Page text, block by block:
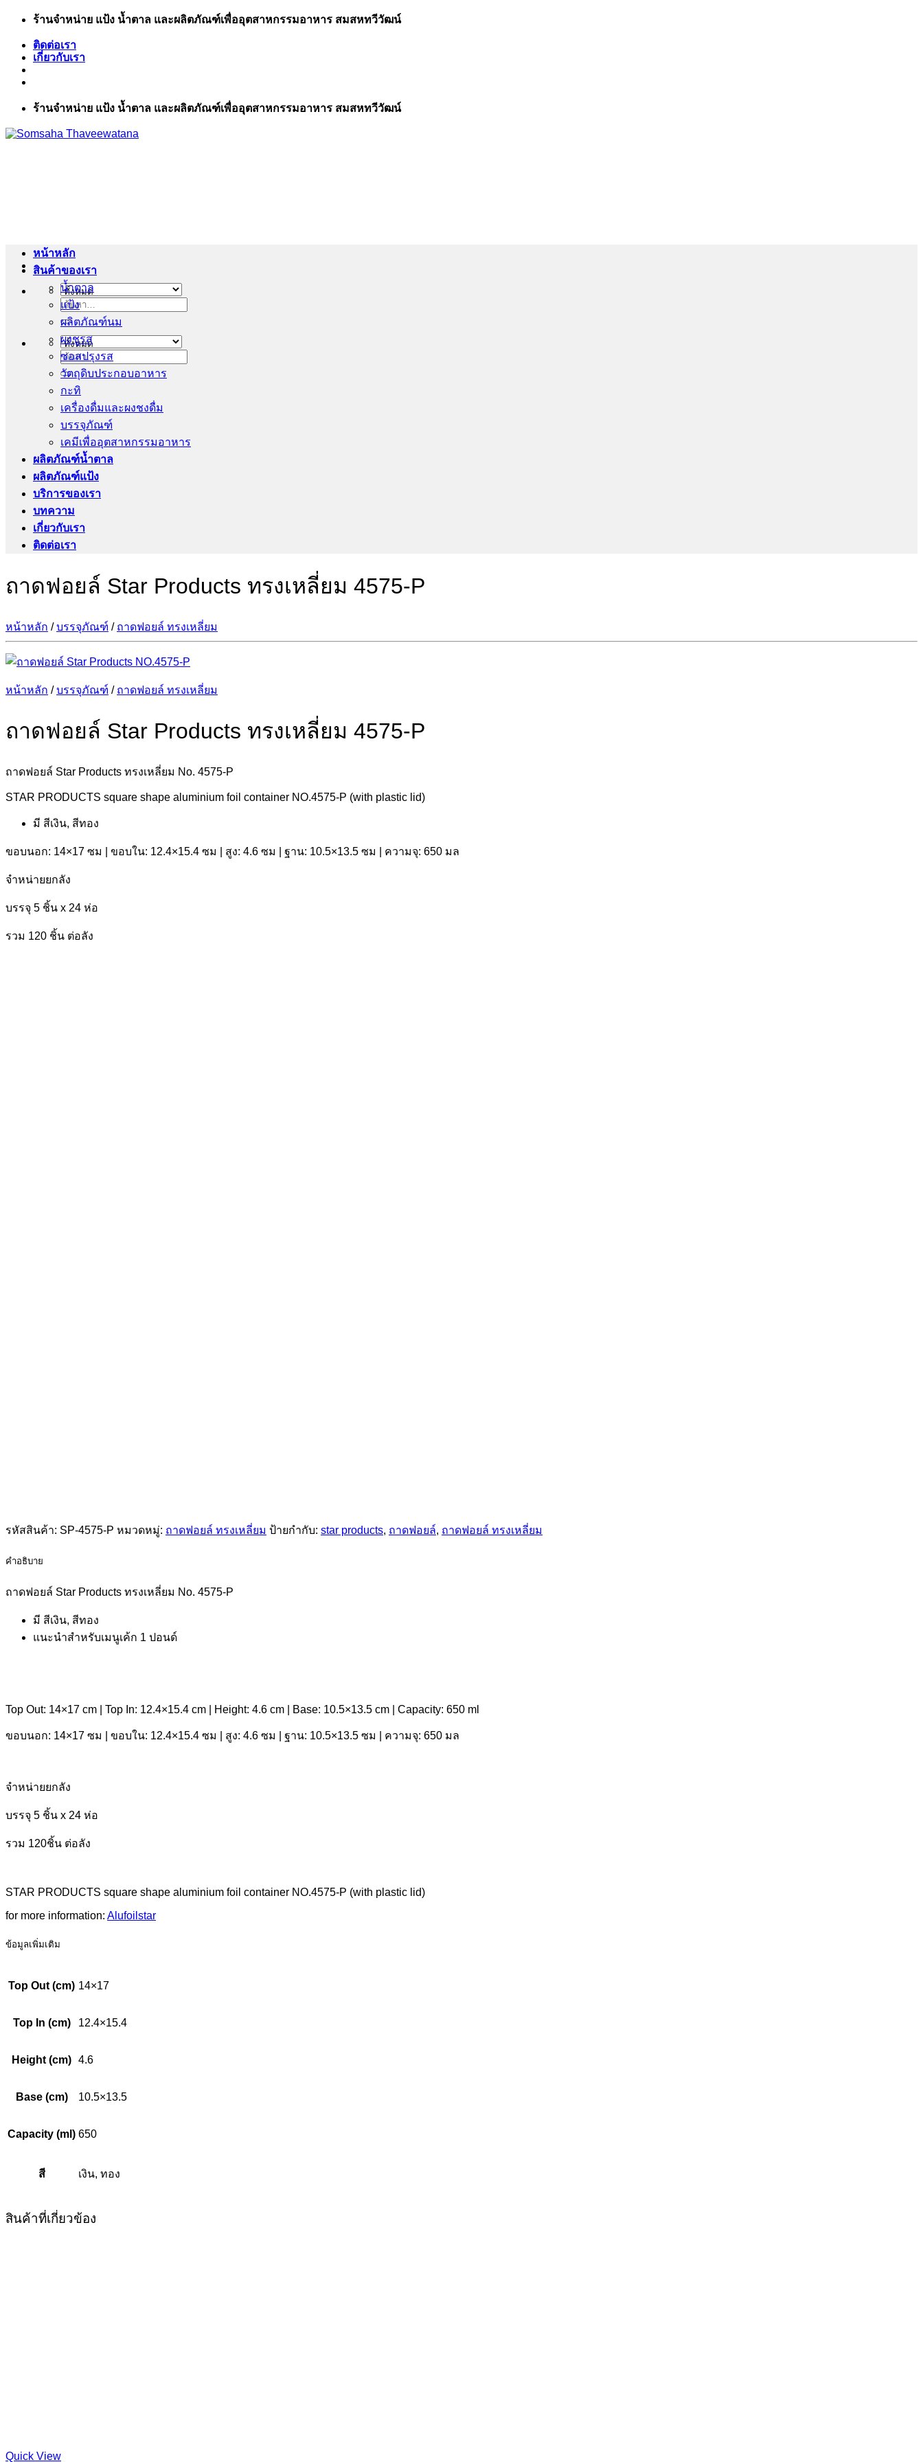
ข้าม
เนื้อหา
ร้านจำหน่าย แป้ง น้ำตาล และผลิตภัณฑ์เพื่ออุตสาหกรรมอาหาร สมสหทวีวัฒน์
ติดต่อเรา
เกี่ยวกับเรา
ร้านจำหน่าย แป้ง น้ำตาล และผลิตภัณฑ์เพื่ออุตสาหกรรมอาหาร สมสหทวีวัฒน์
ค้นหา:
ค้นหา:
หน้าหลัก
สินค้าของเรา
น้ำตาล
แป้ง
ผลิตภัณฑ์นม
ผงชูรส
ซอสปรุงรส
วัตถุดิบประกอบอาหาร
กะทิ
เครื่องดื่มและผงชงดื่ม
บรรจุภัณฑ์
เคมีเพื่ออุตสาหกรรมอาหาร
ผลิตภัณฑ์น้ำตาล
ผลิตภัณฑ์แป้ง
บริการของเรา
บทความ
เกี่ยวกับเรา
ติดต่อเรา
ถาดฟอยล์ Star Products ทรงเหลี่ยม 4575-P
หน้าหลัก / บรรจุภัณฑ์ / ถาดฟอยล์ ทรงเหลี่ยม
หน้าหลัก / บรรจุภัณฑ์ / ถาดฟอยล์ ทรงเหลี่ยม
ถาดฟอยล์ Star Products ทรงเหลี่ยม 4575-P
ถาดฟอยล์ Star Products ทรงเหลี่ยม No. 4575-P
STAR PRODUCTS square shape aluminium foil container NO.4575-P (with plastic lid)
มี สีเงิน, สีทอง
ขอบนอก: 14×17 ซม | ขอบใน: 12.4×15.4 ซม | สูง: 4.6 ซม | ฐาน: 10.5×13.5 ซม | ความจุ: 650 มล
จำหน่ายยกลัง
บรรจุ 5 ชิ้น x 24 ห่อ
รวม 120 ชิ้น ต่อลัง
รหัสสินค้า: SP-4575-P หมวดหมู่: ถาดฟอยล์ ทรงเหลี่ยม ป้ายกำกับ: star products, ถาดฟอยล์, ถาดฟอยล์ ทรงเหลี่ยม
คำอธิบาย
ถาดฟอยล์ Star Products ทรงเหลี่ยม No. 4575-P
มี สีเงิน, สีทอง
แนะนำสำหรับเมนูเค้ก 1 ปอนด์
Top Out: 14×17 cm | Top In: 12.4×15.4 cm | Height: 4.6 cm | Base: 10.5×13.5 cm | Capacity: 650 ml
ขอบนอก: 14×17 ซม | ขอบใน: 12.4×15.4 ซม | สูง: 4.6 ซม | ฐาน: 10.5×13.5 ซม | ความจุ: 650 มล
จำหน่ายยกลัง
บรรจุ 5 ชิ้น x 24 ห่อ
รวม 120ชิ้น ต่อลัง
STAR PRODUCTS square shape aluminium foil container NO.4575-P (with plastic lid)
for more information: Alufoilstar
ข้อมูลเพิ่มเติม
Top Out (cm) 14×17
Top In (cm) 12.4×15.4
Height (cm) 4.6
Base (cm) 10.5×13.5
Capacity (ml) 650
สี เงิน, ทอง
สินค้าที่เกี่ยวข้อง
Quick View